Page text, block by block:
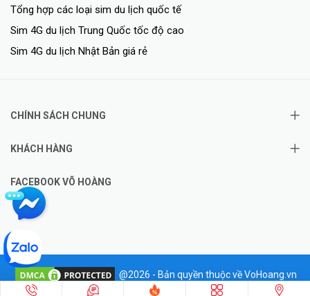
Tổng hợp các loại sim du lịch quốc tế
Sim 4G du lịch Trung Quốc tốc độ cao
Sim 4G du lịch Nhật Bản giá rẻ
CHÍNH SÁCH CHUNG
KHÁCH HÀNG
FACEBOOK VÕ HOÀNG
@2026 - Bản quyền thuộc về VoHoang.vn